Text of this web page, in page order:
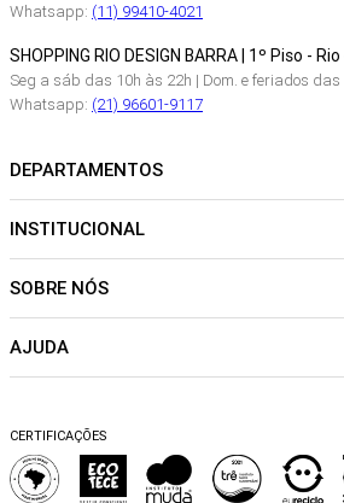
Whatsapp: (11) 99410-4021
SHOPPING RIO DESIGN BARRA | 1º Piso -
Seg a sáb das 10h às 22h | Dom. e feriados das
Whatsapp: (21) 96601-9117
DEPARTAMENTOS
NOVIDADES
CALÇADOS
SALE
INSTITUCIONAL
Sobre Nós
Sustentabilidade
Trocas e Devoluções
Perguntas Frequentes
Blog
SOBRE NÓS
Política de pagamento
AJUDA
Dicas de cuidados
Falar no WhatsApp
CERTIFICAÇÕES